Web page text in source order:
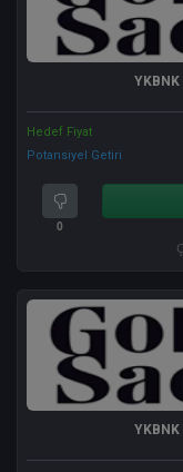
YKBNK
Hedef Fiyat
Potansiyel Getiri
0
YKBNK